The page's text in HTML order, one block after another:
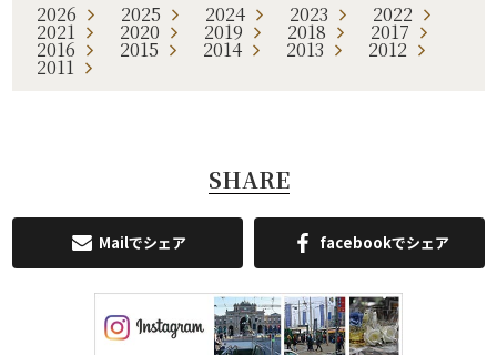
2026
2025 2024 2023 2022
2021 2020 2019 2018 2017
2016 2015 2014 2013 2012
2011
SHARE
Mailでシェア facebookでシェア